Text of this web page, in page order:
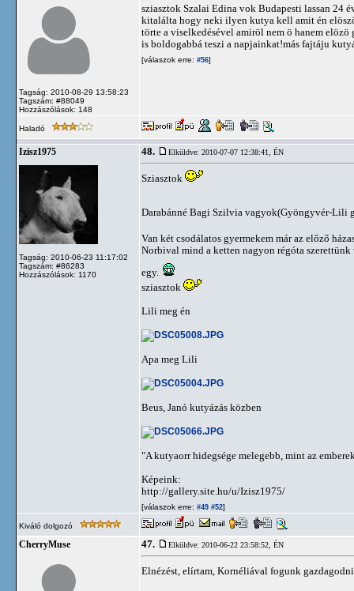
Tagság: 2010-08-29 13:58:23
Tagszám: #88049
Hozzászólások: 148
sziasztok Szalai Edina vok Budapesti lassan 24
kitalálta hogy neki ilyen kutya kell amit én
törte a viselkedésével amiröl nem ö hanem
is boldogabbá teszi a napjainkat!más fajtáju
[válaszok erre: #56]
Haladó
Izisz1975
Tagság: 2010-06-23 11:17:02
Tagszám: #86283
Hozzászólások: 1170
48. Elküldve: 2010-07-07 12:38:41, ÉN
Sziasztok
Darabánné Bagi Szilvia vagyok(Gyöngyvér-Lili
Van két csodálatos gyermekem már az előző
Norbival mind a ketten nagyon régóta
egy.
sziasztok
Lili meg én
Apa meg Lili
Beus, Janó kutyázás közben
"A kutyaorr hidegsége melegebb, mint az
Képeink:
http://gallery.site.hu/u/Izisz1975/
[válaszok erre: #49 #52]
Kiváló dolgozó
CherryMuse 47. Elküldve: 2010-06-22 23:58:52, ÉN
Elnézést, elírtam, Kornéliával fogunk